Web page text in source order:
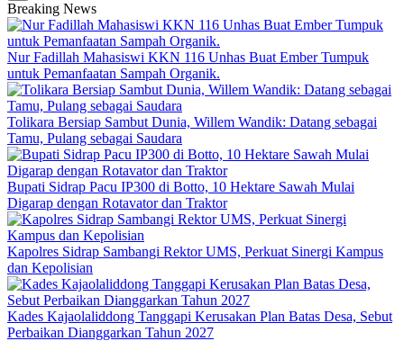
Breaking News
Nur Fadillah Mahasiswi KKN 116 Unhas Buat Ember Tumpuk
untuk Pemanfaatan Sampah Organik.
Tolikara Bersiap Sambut Dunia, Willem Wandik: Datang sebagai
Tamu, Pulang sebagai Saudara
Bupati Sidrap Pacu IP300 di Botto, 10 Hektare Sawah Mulai
Digarap dengan Rotavator dan Traktor
Kapolres Sidrap Sambangi Rektor UMS, Perkuat Sinergi Kampus
dan Kepolisian
Kades Kajaolaliddong Tanggapi Kerusakan Plan Batas Desa, Sebut
Perbaikan Dianggarkan Tahun 2027